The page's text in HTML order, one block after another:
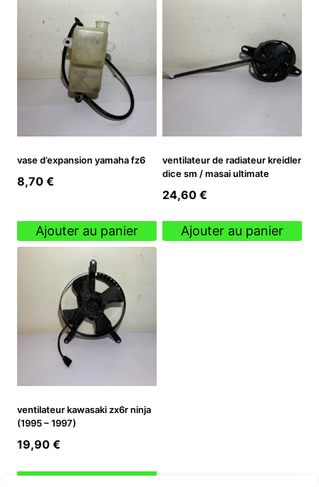
vase d’expansion yamaha fz6
8,70 €
Ajouter au panier
ventilateur de radiateur kreidler
dice sm / masai ultimate
24,60 €
Ajouter au panier
ventilateur kawasaki zx6r ninja
(1995 – 1997)
19,90 €
Ajouter au panier